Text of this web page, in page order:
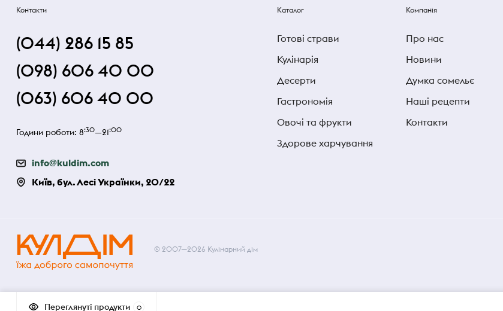
Контакти
(044) 286 15 85
(098) 606 40 00
(063) 606 40 00
Години роботи: 8:30—21:00
info@kuldim.com
Київ, бул. Лесі Українки, 20/22
Каталог
Готові страви
Кулінарія
Десерти
Гастрономія
Овочі та фрукти
Здорове харчування
Компанія
Про нас
Новини
Думка сомельє
Наші рецепти
Контакти
© 2007—2026 Кулінарний дім
Переглянуті продукти 0